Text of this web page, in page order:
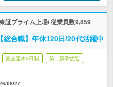
証プライム上場/ 従業員数9,859
合職】年休120日/20代活躍中
完全週休2日制 第二新卒歓迎
08/27